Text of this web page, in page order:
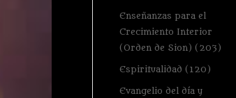
Enseñanzas para el
Crecimiento Interior
(Orden de Sion) (203)
Espiritualidad (120)
Evangelio del día y